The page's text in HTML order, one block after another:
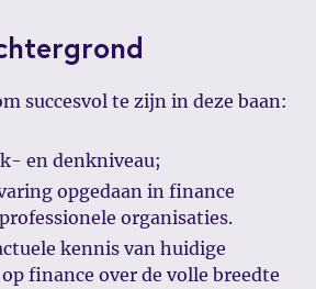
succesvol te zijn in deze baan:
en denkniveau;
opgedaan in finance
organisaties.
kennis van huidige
finance over de volle breedte